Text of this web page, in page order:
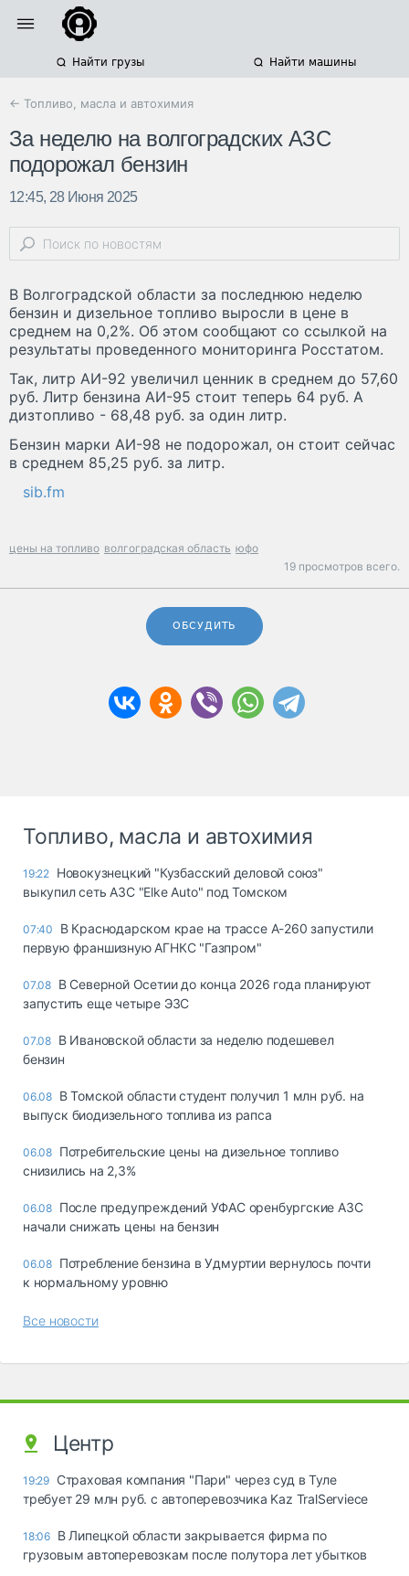
Найти грузы Найти машины
← Топливо, масла и автохимия
За неделю на волгоградских АЗС
подорожал бензин
12:45, 28 Июня 2025
В Волгоградской области за последнюю неделю
бензин и дизельное топливо выросли в цене в
среднем на 0,2%. Об этом сообщают со ссылкой на
результаты проведенного мониторинга Росстатом.
Так, литр АИ-92 увеличил ценник в среднем до 57,60
руб. Литр бензина АИ-95 стоит теперь 64 руб. А
дизтопливо - 68,48 руб. за один литр.
Бензин марки АИ-98 не подорожал, он стоит сейчас
в среднем 85,25 руб. за литр.
sib.fm
цены на топливо волгоградская область юфо
19 просмотров всего.
ОБСУДИТЬ
Топливо, масла и автохимия
19:22 Новокузнецкий "Кузбасский деловой союз"
выкупил сеть АЗС "Elke Auto" под Томском
07:40
В Краснодарском крае на трассе А-260 запустили
первую франшизную АГНКС "Газпром"
07.08 В Северной Осетии до конца 2026 года планируют
запустить еще четыре ЭЗС
07.08 В Ивановской области за неделю подешевел
бензин
06.08 В Томской области студент получил 1 млн руб. на
выпуск биодизельного топлива из рапса
06.08 Потребительские цены на дизельное топливо
снизились на 2,3%
06.08 После предупреждений УФАС оренбургские АЗС
начали снижать цены на бензин
06.08 Потребление бензина в Удмуртии вернулось почти
к нормальному уровню
Все новости
Центр
19:29 Страховая компания "Пари" через суд в Туле
требует 29 млн руб. с автоперевозчика Kaz TralServiece
18:06 В Липецкой области закрывается фирма по
грузовым автоперевозкам после полутора лет убытков